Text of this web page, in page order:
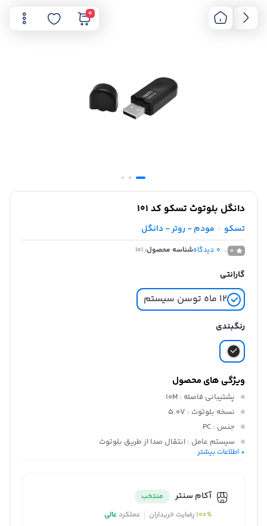
0
دانگل بلوتوث تسکو کد 101
تسکو / مودم - روتر - دانگل
0
0 دیدگاهشناسه محصول: 101
گارانتی
۱۲ ماه توسن سیستم
رنگبندی
ویژگی های محصول
پشتیبانی فاصله : 10M
نسخه بلوتوث : 5.0V
جنس : PC
سیستم عامل : انتقال صدا از طریق بلوتوث
پروفایل‌های قابل پشتیبانی
+ اطلاعات بیشتر
آکام سنتر
منتخب
100%رضایت خریداران عملکردعالی